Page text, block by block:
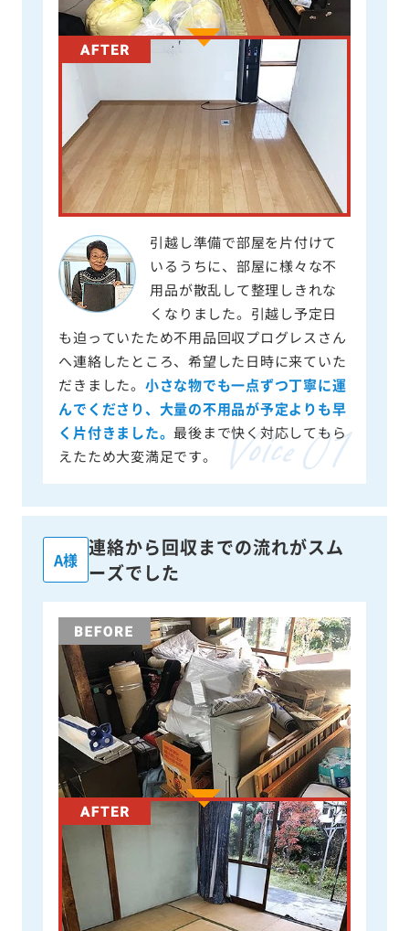
引越し準備で部屋を片付けて
いるうちに、部屋に様々な不
用品が散乱して整理しきれな
くなりました。引越し予定日
も迫っていたため不用品回収プログレスさん
へ連絡したところ、希望した日時に来ていた
だきました。 小さな物でも一点ずつ丁寧に運
んでくださり、大量の不用品が予定よりも早
く片付きました。 最後まで快く対応してもら
えたため大変満足です。
A様
連絡から回収までの流れがスム
ーズでした